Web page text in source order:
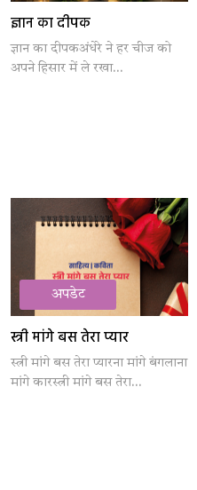
ज्ञान का दीपक
ज्ञान का दीपकअंधेरे ने हर चीज को
अपने हिसार में ले रखा...
अपडेट
स्त्री मांगे बस तेरा प्यार
स्त्री मांगे बस तेरा प्यारना मांगे बंगलाना
मांगे कारस्त्री मांगे बस तेरा...